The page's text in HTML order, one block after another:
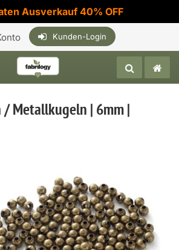
Ausverkauf 40% OFF
Kunden-Login
Metallkugeln | 6mm |